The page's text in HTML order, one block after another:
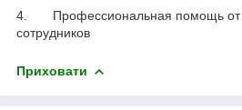
4.
Профессиональная помощь
сотрудников
Приховати